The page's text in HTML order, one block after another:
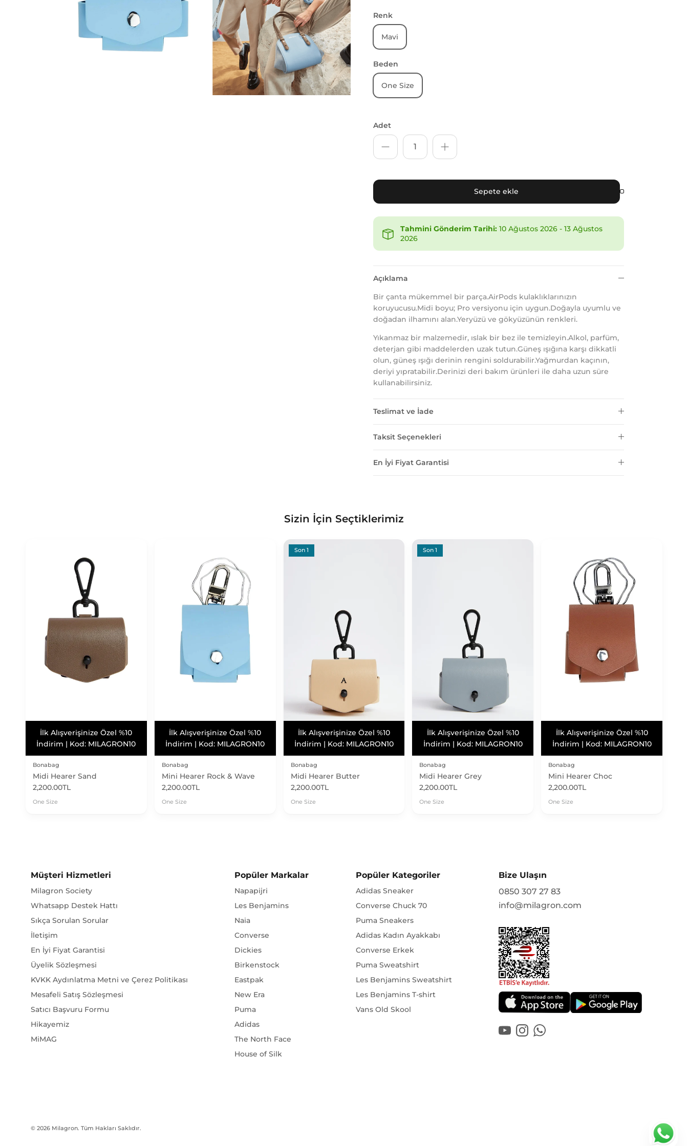
Beden
One Size
Renk
Mavi
Adet
Sepete ekle
Tahmini Gönderim Tarihi: 10 Ağustos 2026- 13 Ağustos
2026
Açıklama
Bir çanta mükemmel bir parça.AirPods kulaklıklarınızın
koruyucusu.Midi boyu; Pro versiyonu için uygun.Doğayla uyumlu ve
doğadan ilhamını alan.Yeryüzü ve gökyüzünün renkleri.
Yıkanmaz bir malzemedir, ıslak bir bez ile temizleyin.Alkol, parfüm,
deterjan gibi maddelerden uzak tutun.Güneş ışığına karşı dikkatli
olun, güneş ışığı derinin rengini soldurabilir.Yağmurdan kaçının,
deriyi yıpratabilir.Derinizi deri bakım ürünleri ile daha uzun süre
kullanabilirsiniz.
Teslimat ve İade
Taksit Seçenekleri
En İyi Fiyat Garantisi
Sizin İçin Seçtiklerimiz
Vade Farksız 3 Taksit
Vade Farksız 3 Taksit
Midi Hearer Sand
2,200.00TL
One Size
Vade Farksız 3 Taksit
Mini Hearer Rock & Wave
2,200.00TL
One Size
Vade Farksız 3 Taksit
Vade Farksız 3 Taksit
Son 1
Midi Hearer Butter
2,200.00TL
One Size
Vade Farksız 3 Taksit
Vade Farksız 3 Taksit
Son 1
Midi Hearer Grey
2,200.00TL
One Size
Vade Farksız 3 Taksit
Mini Hearer Choc
2,200.00TL
One Size
Milagron Society
Whatsapp Destek Hattı
Sıkça Sorulan Sorular
İletişim
En İyi Fiyat Garantisi
Üyelik Sözleşmesi
KVKK Aydınlatma Metni ve Çerez Politikası
Mesafeli Satış Sözleşmesi
Satıcı Başvuru Formu
Hikayemiz
MiMAG
Napapijri
Les Benjamins
Naia
Converse
Dickies
Birkenstock
Eastpak
New Era
Puma
Adidas
The North Face
House of Silk
Adidas Sneaker
Converse Chuck 70
Puma Sneakers
Adidas Kadın Ayakkabı
Converse Erkek
Puma Sweatshirt
Les Benjamins Sweatshirt
Les Benjamins T-shirt
Vans Old Skool
0850 307 27 83
info@milagron.com
YouTubeInstagramWhatsApp